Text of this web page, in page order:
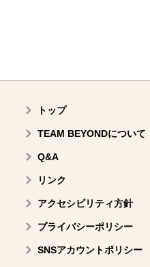
トップ
TEAM BEYONDについて
Q&A
リンク
アクセシビリティ方針
プライバシーポリシー
SNSアカウントポリシー